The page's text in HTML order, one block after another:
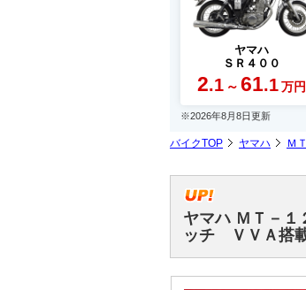
ヤマハ
ＳＲ４００
2.1 ～ 61.1 万円
※2026年8月8日更新
バイクTOP ヤマハ Ｍ
ヤマハ ＭＴ－
ッチ ＶＶＡ搭